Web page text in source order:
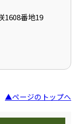
1608番地19
▲ページのトップへ